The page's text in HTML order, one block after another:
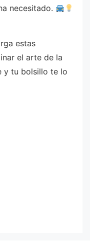
necesitado.
estas
el arte de la
y tu bolsillo te lo